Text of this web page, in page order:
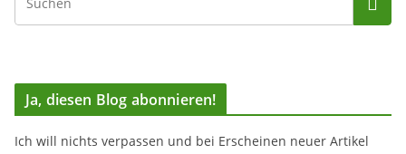
Ja, diesen Blog abonnieren!
Ich will nichts verpassen und bei Erscheinen neuer Artikel